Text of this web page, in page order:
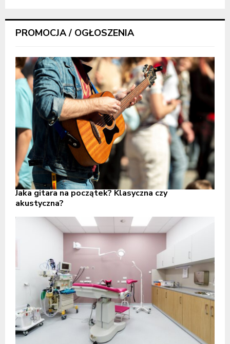
PROMOCJA / OGŁOSZENIA
Jaka gitara na początek? Klasyczna czy
akustyczna?